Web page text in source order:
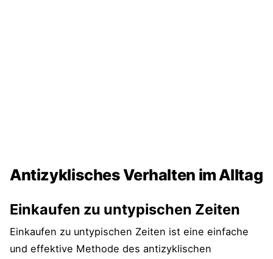
Rabattaktionen und Sonderangeboten
Umfrage zu antizyklischem Verhalten in
der Finanzplanung
Antizyklisches Verhalten im Alltag
Einkaufen zu untypischen Zeiten
Einkaufen zu untypischen Zeiten ist eine einfache
und effektive Methode des antizyklischen